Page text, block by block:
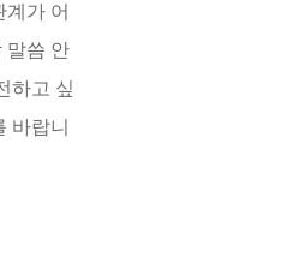
가 어
말씀 안
하고 싶
바랍니